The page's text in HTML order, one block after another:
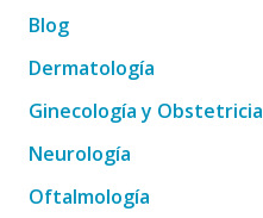
Blog
Dermatología
Ginecología y Obstetricia
Neurología
Oftalmología